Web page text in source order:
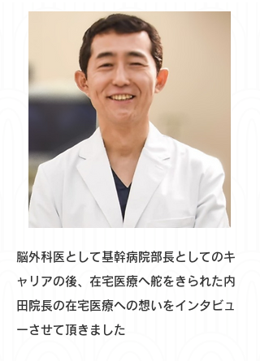
脳外科医として基幹病院部長としてのキ
ャリアの後、在宅医療へ舵をきられた内
田院長の在宅医療への想いをインタビュ
ーさせて頂きました